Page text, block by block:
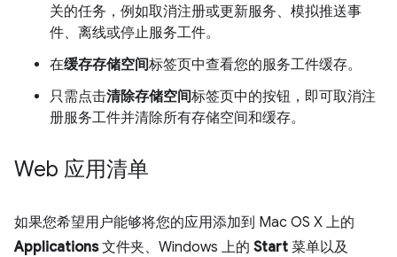
关的任务，例如取消注册或更新服务、模拟推送事
件、离线或停止服务工件。
在缓存存储空间标签页中查看您的服务工件缓存。
只需点击清除存储空间标签页中的按钮，即可取消注
册服务工件并清除所有存储空间和缓存。
Web 应用清单
如果您希望用户能够将您的应用添加到 Mac OS X 上的
Applications文件夹、Windows 上的 Start 菜单以及